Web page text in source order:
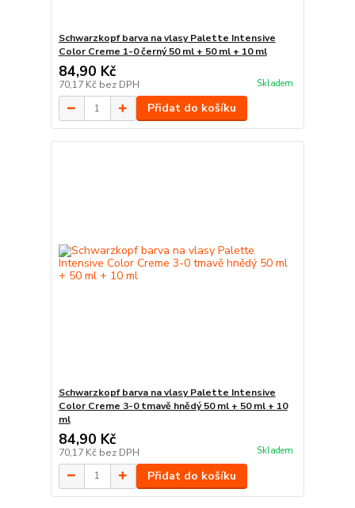
Schwarzkopf barva na vlasy Palette Intensive
Color Creme 1-0 černý 50 ml + 50 ml + 10 ml
84,90 Kč
70,17 Kč bez DPH Skladem
Přidat do košíku
Schwarzkopf barva na vlasy Palette Intensive
Color Creme 3-0 tmavě hnědý 50 ml + 50 ml + 10
ml
84,90 Kč
70,17 Kč bez DPH Skladem
Přidat do košíku